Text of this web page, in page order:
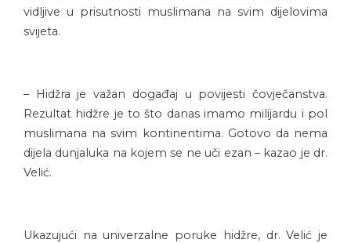
vidljive u prisutnosti muslimana na svim dijelovima
svijeta.
– Hidžra je važan događaj u povijesti čovječanstva.
Rezultat hidžre je to što danas imamo milijardu i pol
muslimana na svim kontinentima. Gotovo da nema
dijela dunjaluka na kojem se ne uči ezan – kazao je dr.
Velić.
Ukazujući na univerzalne poruke hidžre, dr. Velić je